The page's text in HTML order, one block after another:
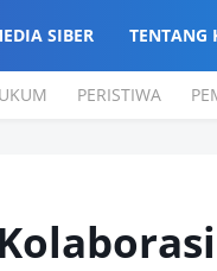
SIBER TENTANG
PERISTIWA